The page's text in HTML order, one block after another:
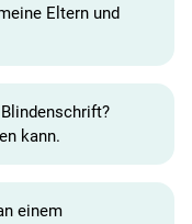
Eltern und
kann.
einem